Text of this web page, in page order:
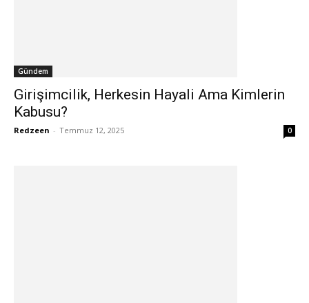
Gündem
Girişimcilik, Herkesin Hayali Ama Kimlerin
Kabusu?
Redzeen - Temmuz 12, 2025 0